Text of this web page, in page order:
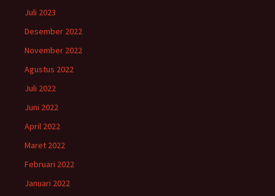
Juli 2023
Desember 2022
November 2022
Agustus 2022
Juli 2022
Juni 2022
April 2022
Maret 2022
Februari 2022
Januari 2022